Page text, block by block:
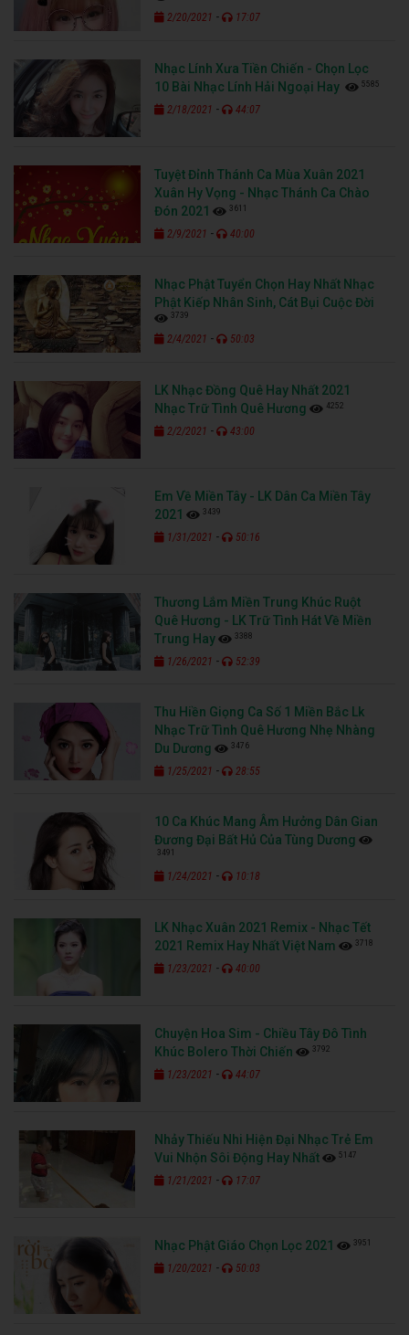
2/20/2021 - 17:07
Nhạc Lính Xưa Tiền Chiến - Chọn Lọc
10 Bài Nhạc Lính Hải Ngoại Hay
5585
2/18/2021 - 44:07
Tuyệt Đỉnh Thánh Ca Mùa Xuân 2021
Xuân Hy Vọng - Nhạc Thánh Ca Chào
Đón 2021
3611
2/9/2021 - 40:00
Nhạc Phật Tuyển Chọn Hay Nhất Nhạc
Phật Kiếp Nhân Sinh, Cát Bụi Cuộc Đời
3739
2/4/2021 - 50:03
LK Nhạc Đồng Quê Hay Nhất 2021
Nhạc Trữ Tình Quê Hương
4252
2/2/2021 - 43:00
Em Về Miền Tây - LK Dân Ca Miền Tây
2021
3439
1/31/2021 - 50:16
Thương Lắm Miền Trung Khúc Ruột
Quê Hương - LK Trữ Tình Hát Về Miền
Trung Hay
3388
1/26/2021 - 52:39
Thu Hiền Giọng Ca Số 1 Miền Bắc Lk
Nhạc Trữ Tình Quê Hương Nhẹ Nhàng
Du Dương
3476
1/25/2021 - 28:55
10 Ca Khúc Mang Âm Hưởng Dân Gian
Đương Đại Bất Hủ Của Tùng Dương
3491
1/24/2021 - 10:18
LK Nhạc Xuân 2021 Remix - Nhạc Tết
2021 Remix Hay Nhất Việt Nam
3718
1/23/2021 - 40:00
Chuyện Hoa Sim - Chiều Tây Đô Tình
Khúc Bolero Thời Chiến
3792
1/23/2021 - 44:07
Nhảy Thiếu Nhi Hiện Đại Nhạc Trẻ Em
Vui Nhộn Sôi Động Hay Nhất
5147
1/21/2021 - 17:07
Nhạc Phật Giáo Chọn Lọc 2021 3951
1/20/2021 - 50:03